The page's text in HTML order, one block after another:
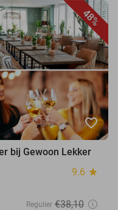
48%
favorite_border
bij Gewoon Lekker
9.6 star
Regulier €38,10